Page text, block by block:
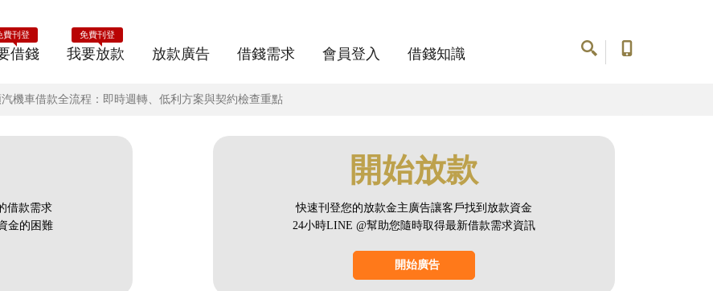
借錢
費刊登
我要放款
免費刊登
放款廣告 借錢需求 會員登入 借錢知識
汽機車借款全流程：即時週轉、低利方案與契約檢查重點
借款需求
金的困難
開始放款
快速刊登您的放款金主廣告讓客戶找到放款資金
24小時LINE @幫助您隨時取得最新借款需求資訊
開始廣告